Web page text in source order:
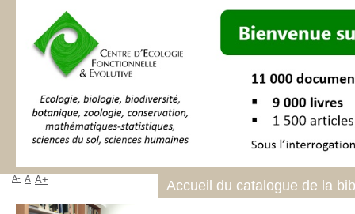
Accueil du catalogue de la
A- A A+